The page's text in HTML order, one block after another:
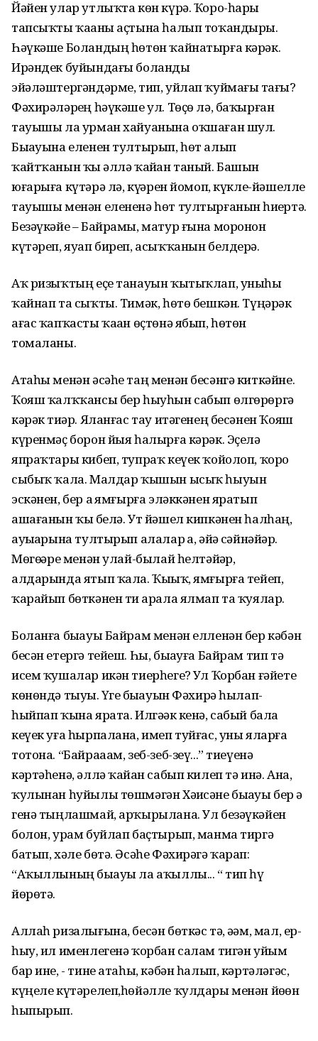
Йәйен улар утлыҡта көн күрә. Ҡоро-һары
тапсыҡты ҡаҙаны аҫтына һалып тоҡандырҙы.
Һәүкәше Боландың һөтөн ҡайнатырға кәрәк.
Ирәндек буйындағы боланды
эйәләштергәндәрме, тип, уйлап ҡуймағыҙ тағы?
Фәхирәләрҙең һәүкәше ул. Төҫө лә, баҡырған
тауышы ла урман хайуанына оҡшаған шул.
Быҙауына еленен тултырып, һөт алып
ҡайтҡанын ҡыҙ әллә ҡайҙан таный. Башын
юғарыға күтәрә лә, күҙҙәрен йомоп, күкле-йәшелле
тауышы менән елененә һөт тултырғанын һиҙҙертә.
Безәүкәйе – Байрамы, матур ғына моронон
күтәреп, яуап биреп, асыҡҡанын белдерә.
Аҡ ризыҡтың еҫе танауын ҡытыҡлап, уныһы
ҡайнап та сыҡты. Тимәк, һөтө бешкән. Түңәрәк
ағас ҡапҡасты ҡаҙан өҫтөнә ябып, һөтөн
томаланы.
Атаһы менән әсәһе таң менән бесәнгә киткәйне.
Ҡояш ҡалҡҡансы бер һыуһын сабып өлгөрөргә
кәрәк тиҙәр. Яланғас тау итәгенең бесәнен Ҡояш
күренмәҫ борон йыя һалырға кәрәк. Эҫелә
япраҡтары кибеп, тупраҡ кеүек ҡойолоп, ҡоро
сыбыҡ ҡала. Малдар ҡышын ысыҡ һыуын
эскәнен, бер аҙ ямғырға эләккәнен яратып
ашағанын ҡыҙ белә. Ут йәшел кипкәнен һалһаң,
ауыҙҙарына тултырып алалар ҙа, әйҙә сәйнәйҙәр.
Мөгөҙҙәре менән улай-былай һелтәйҙәр,
алдарында ятып ҡала. Ҡыҙыҡ, ямғырға тейеп,
ҡарайып бөткәнен тиҙ арала ялмап та ҡуялар.
Боланға быҙауы Байрам менән елленән бер кәбән
бесән етергә тейеш. Һы, быҙауға Байрам тип тә
исем ҡушалар икән тиерһегеҙ? Ул Ҡорбан ғәйете
көнөндә тыуҙы. Үгеҙ быҙауын Фәхирә һылап-
һыйпап ҡына ярата. Илгәҙәк кенә, сабый бала
кеүек уға һырпалана, имеп туйғас, уны яларға
тотона. “Байрааам, зеб-зеб-зеү...” тиеүенә
кәртәһенә, әллә ҡайҙан сабып килеп тә инә. Ана,
ҡулынан һуйылы төшмәгән Хәҙисәне быҙауы бер ҙә
генә тыңлашмай, арҡырылана. Ул безәүкәйен
болон, урам буйлап баҫтырып, манма тиргә
батып, хәле бөтә. Әсәһе Фәхирәгә ҡарап:
“Аҡыллының быҙауы ла аҡыллы... “ тип һүҙ
йөрөтә.
Аллаһ ризалығына, бесән бөткәс тә, әҙәм, мал, ер-
һыу, ил именлегенә ҡорбан салам тигән уйым
бар ине, - тине атаһы, кәбән һалып, кәртәләгәс,
күңеле күтәрелеп,һөйәлле ҡулдары менән йөҙөн
һыпырып.